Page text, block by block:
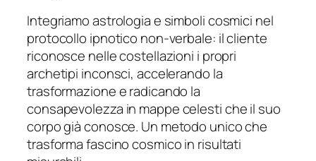
Integriamo astrologia e simboli cosmici nel
protocollo ipnotico non-verbale: il cliente
riconosce nelle costellazioni i propri
archetipi inconsci, accelerando la
trasformazione e radicando la
consapevolezza in mappe celesti che il suo
corpo già conosce. Un metodo unico che
trasforma fascino cosmico in risultati